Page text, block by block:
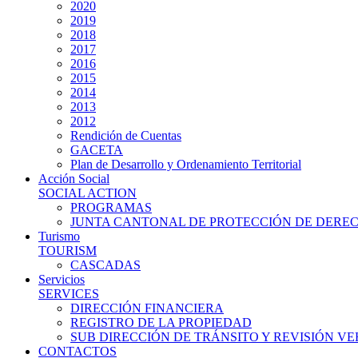
2020
2019
2018
2017
2016
2015
2014
2013
2012
Rendición de Cuentas
GACETA
Plan de Desarrollo y Ordenamiento Territorial
Acción Social
SOCIAL ACTION
PROGRAMAS
JUNTA CANTONAL DE PROTECCIÓN DE
Turismo
TOURISM
CASCADAS
Servicios
SERVICES
DIRECCIÓN FINANCIERA
REGISTRO DE LA PROPIEDAD
SUB DIRECCIÓN DE TRÁNSITO Y REVISIÓN
CONTACTOS